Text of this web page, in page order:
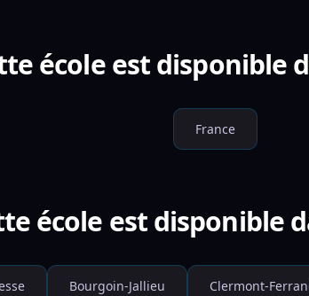
école est disponible
France
école est disponible
Bourgoin-Jallieu Clermont-